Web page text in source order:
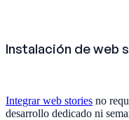
Instalación de web
Integrar web stories no
desarrollo dedicado ni